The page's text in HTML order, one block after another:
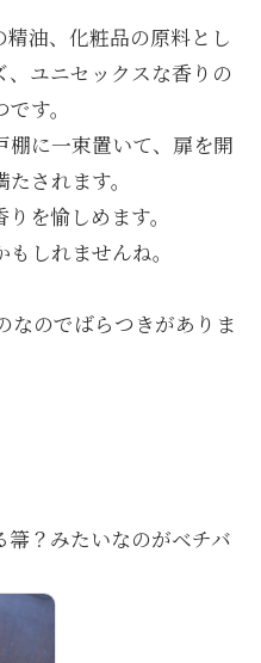
油、化粧品の原料とし
ユニセックスな香りの
す。
に一束置いて、扉を開
されます。
を愉しめます。
しれませんね。
のでばらつきがありま
箒？みたいなのがベチバ